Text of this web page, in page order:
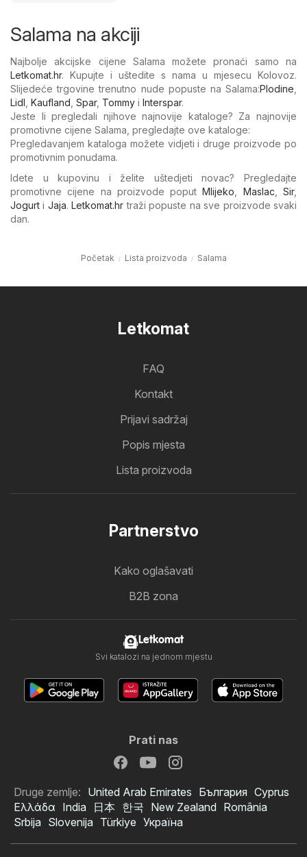
Salama na akciji
Najbolje akcijske cijene Salama možete pronaći samo na
Letkomat.hr. Kupujte i uštedite s nama u mjesecu Kolovoz.
Slijedeće trgovine trenutno nude popuste na Salama:Plodine
Lidl Kaufland Spar, Tommy i Interspar.
Jeste li pregledali njihove najnovije kataloge? Za najnovije
promotivne cijene Salama, pregledajte ove kataloge:
Pregledavanjem kataloga možete vidjeti i druge proizvode po
promotivnim ponudama.
Idete u kupovinu i želite uštedjeti novac? Pregledajte
promotivne cijene na proizvode poputMlijeko Maslac ,Sir,
Jogurt i Jaja.Letkomat.hr traži popuste na sve proizvode svaki
dan.
Početak Lista proizvoda Salama
Letkomat
FAQ
Kontakt
Prijavi sadržaj
Popis mjesta
Lista proizvoda
Partnerstvo
Kako oglašavati
B2B zona
Letkomat
Svi katalozi na jednom mjestu
Prati nas
Druge zemlje: United Arab Emirates България Cyprus
Ελλάδα India 日本 한국 New Zealand România
Srbija Slovenija Türkiye Україна